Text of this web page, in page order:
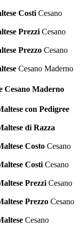
Costi Cesano
Prezzi Cesano
Prezzo Cesano
Cesano Maderno
Cesano Maderno
con Pedigree
di Razza
Costo Cesano
Costi Cesano
Prezzi Cesano
Prezzo Cesano
Cesano